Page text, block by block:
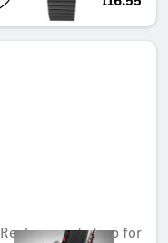
Replacement strap for